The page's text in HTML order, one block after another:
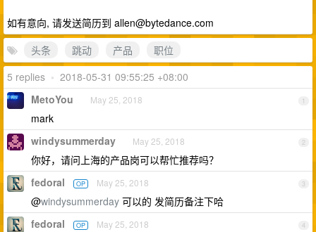
如有意向, 请发送简历到 allen@bytedance.com
头条
跳动 产品
职位
5 replies • 2018-05-31 09:55:25 +08:00
1
MetoYou May 25, 2018
mark
2
windysummerday May 25, 2018
你好，请问上海的产品岗可以帮忙推荐吗？
3
fedoral OP May 25, 2018
@windysummerday 可以的 发简历备注下哈
4
fedoral OP May 25, 2018